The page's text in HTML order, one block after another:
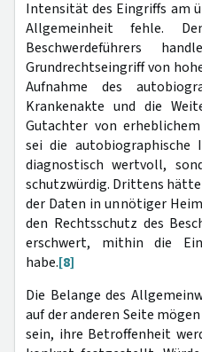
Intensität des Eingriffs am
Allgemeinheit fehle.
Beschwerdeführers
Grundrechtseingriff von
Aufnahme des
Krankenakte und die
Gutachter von
sei die autobiographische
diagnostisch wertvoll,
schutzwürdig. Drittens
der Daten in unnötiger
den Rechtsschutz des
erschwert, mithin die
habe.[8]
Die Belange des
auf der anderen Seite
sein, ihre Betroffenheit